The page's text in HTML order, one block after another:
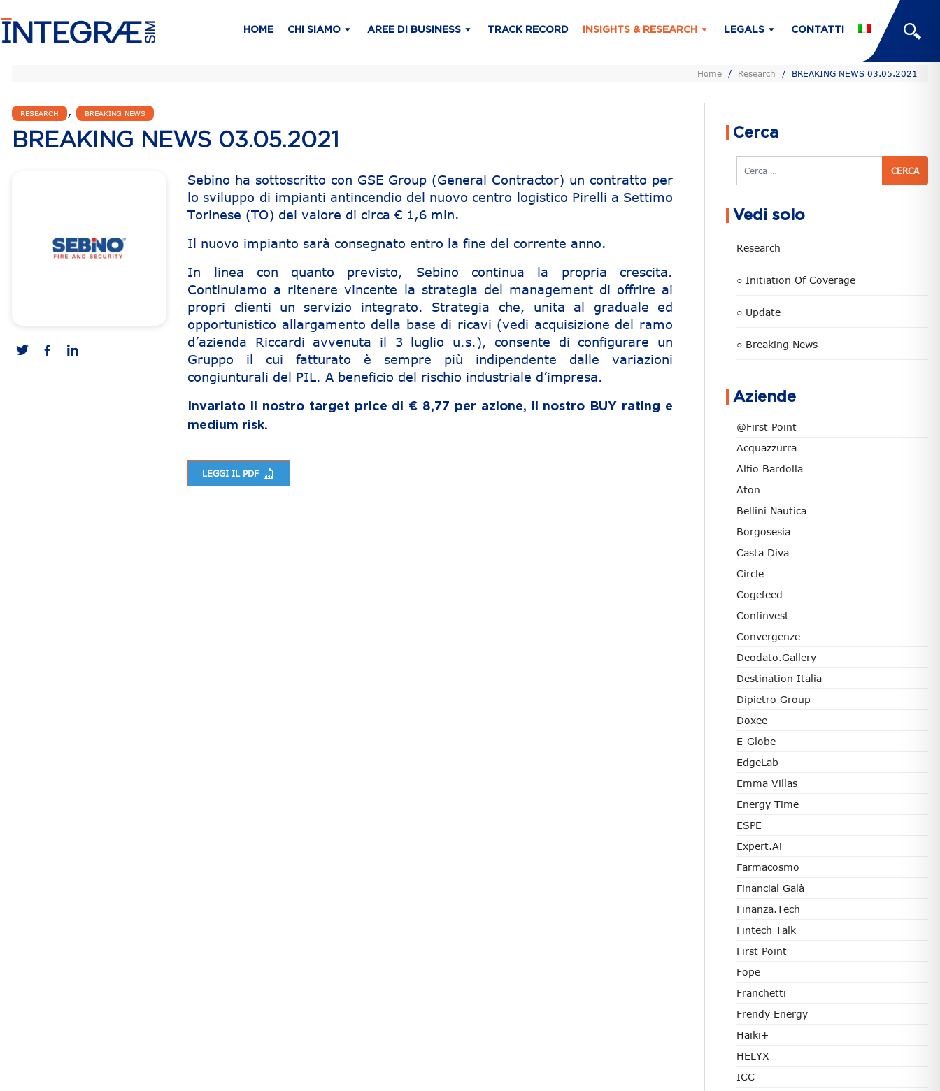
HOME CHI SIAMO AREE DI BUSINESS TRACK RECORD INSIGHTS & RESEARCH LEGALS CONTATTI
Home / Research / BREAKING NEWS 03.05.2021
RESEARCH , BREAKING NEWS
BREAKING NEWS 03.05.2021
Sebino ha sottoscritto con GSE Group (General Contractor) un contratto per
lo sviluppo di impianti antincendio del nuovo centro logistico Pirelli a Settimo
Torinese (TO) del valore di circa € 1,6 mln.
Il nuovo impianto sarà consegnato entro la fine del corrente anno.
In linea con quanto previsto, Sebino continua la propria crescita.
Continuiamo a ritenere vincente la strategia del management di offrire ai
propri clienti un servizio integrato. Strategia che, unita al graduale ed
opportunistico allargamento della base di ricavi (vedi acquisizione del ramo
d’azienda Riccardi avvenuta il 3 luglio u.s.), consente di configurare un
Gruppo il cui fatturato è sempre più indipendente dalle variazioni
congiunturali del PIL. A beneficio del rischio industriale d’impresa.
Invariato il nostro target price di € 8,77 per azione, il nostro BUY rating e
medium risk.
LEGGI IL PDF
Cerca
Cerca
Vedi solo
Research
○ Initiation Of Coverage
○ Update
○ Breaking News
Aziende
@First Point
Acquazzurra
Alfio Bardolla
Aton
Bellini Nautica
Borgosesia
Casta Diva
Circle
Cogefeed
Confinvest
Convergenze
Deodato.Gallery
Destination Italia
Dipietro Group
Doxee
E-Globe
EdgeLab
Emma Villas
Energy Time
ESPE
Expert.ai
Farmacosmo
Financial Galà
Finanza.tech
Fintech Talk
First Point
Fope
Franchetti
Frendy Energy
Haiki+
HELYX
ICC